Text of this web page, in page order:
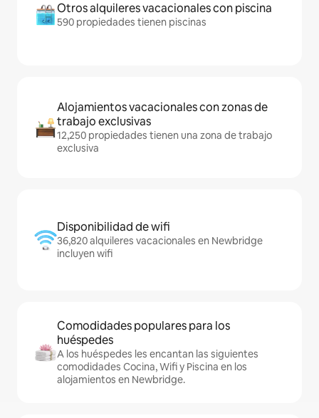
Otros alquileres vacacionales con piscina
590 propiedades tienen piscinas
Alojamientos vacacionales con zonas de
trabajo exclusivas
12,250 propiedades tienen una zona de trabajo
exclusiva
Disponibilidad de wifi
36,820 alquileres vacacionales en Newbridge
incluyen wifi
Comodidades populares para los
huéspedes
A los huéspedes les encantan las siguientes
comodidades Cocina, Wifi y Piscina en los
alojamientos en Newbridge.